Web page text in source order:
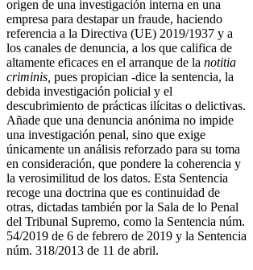
origen de una investigación interna en una
empresa para destapar un fraude, haciendo
referencia a la Directiva (UE) 2019/1937 y a
los canales de denuncia, a los que califica de
altamente eficaces en el arranque de la notitia
criminis, pues propician -dice la sentencia, la
debida investigación policial y el
descubrimiento de prácticas ilícitas o delictivas.
Añade que una denuncia anónima no impide
una investigación penal, sino que exige
únicamente un análisis reforzado para su toma
en consideración, que pondere la coherencia y
la verosimilitud de los datos. Esta Sentencia
recoge una doctrina que es continuidad de
otras, dictadas también por la Sala de lo Penal
del Tribunal Supremo, como la Sentencia núm.
54/2019 de 6 de febrero de 2019 y la Sentencia
núm. 318/2013 de 11 de abril.